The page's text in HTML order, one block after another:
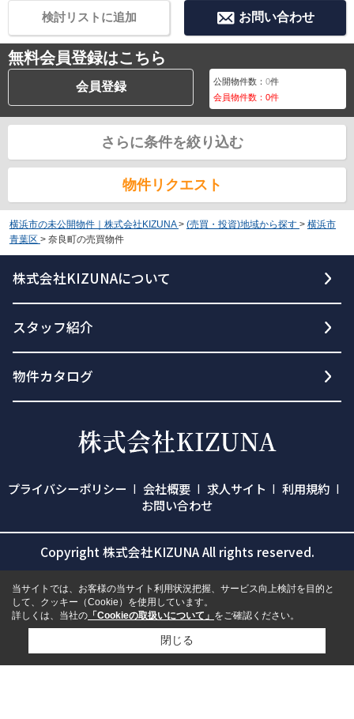
お問い合わせ
検討リストに追加
無料会員登録はこちら
会員登録 公開物件数：0件
会員物件数：0件
さらに条件を絞り込む
物件リクエスト
横浜市の未公開物件｜株式会社KIZUNA > (売買・投資)地域から探す > 横浜市
青葉区 > 奈良町の売買物件
株式会社KIZUNAについて
スタッフ紹介
物件カタログ
プライバシーポリシー 会社概要 求人サイト
利用規約
お問い合わせ
Copyright 株式会社KIZUNA All rights reserved.
当サイトでは、お客様の当サイト利用状況把握、サービス向上検討を目的と
して、クッキー（Cookie）を使用しています。
詳しくは、当社の 「Cookieの取扱いについて」 をご確認ください。
閉じる